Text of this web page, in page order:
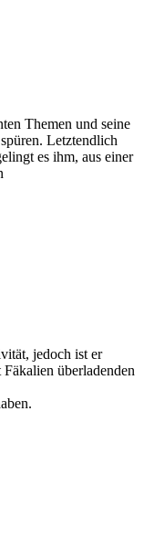
Themen und seine
Letztendlich
es ihm, aus einer
jedoch ist er
überladenden